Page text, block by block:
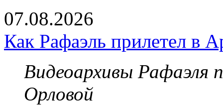
07.08.2026
Как Рафаэль прилетел в
Видеоархивы Рафаэля
Орловой